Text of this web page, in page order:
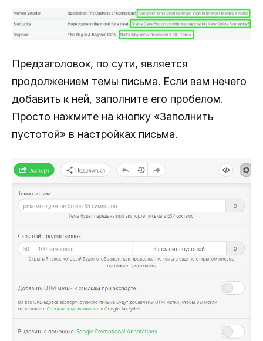
Предзаголовок, по сути, является
продолжением темы письма. Если вам нечего
добавить к ней, заполните его пробелом.
Просто нажмите на кнопку «Заполнить
пустотой» в настройках письма.